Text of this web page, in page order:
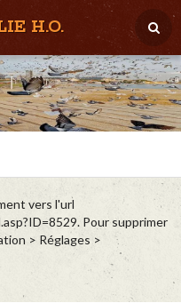
H.O.
vers l'url
Pour supprimer
> Réglages >